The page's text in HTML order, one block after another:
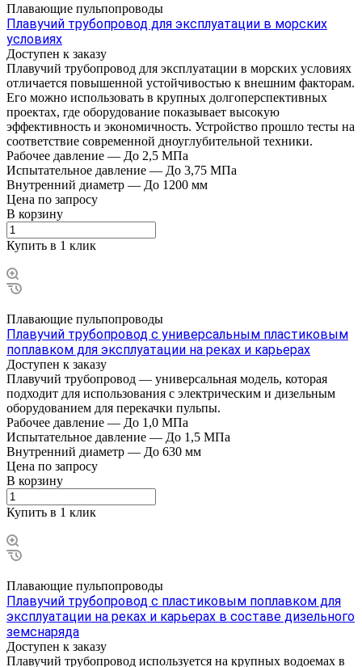
Плавающие пульпопроводы
Плавучий трубопровод для эксплуатации в морских
условиях
Доступен к заказу
Плавучий трубопровод для эксплуатации в морских условиях
отличается повышенной устойчивостью к внешним факторам.
Его можно использовать в крупных долгоперспективных
проектах, где оборудование показывает высокую
эффективность и экономичность. Устройство прошло тесты на
соответствие современной дноуглубительной техники.
Рабочее давление — До 2,5 МПа
Испытательное давление — До 3,75 МПа
Внутренний диаметр — До 1200 мм
Цена по запросу
В корзину
Купить в 1 клик
Плавающие пульпопроводы
Плавучий трубопровод с универсальным пластиковым
поплавком для эксплуатации на реках и карьерах
Доступен к заказу
Плавучий трубопровод — универсальная модель, которая
подходит для использования с электрическим и дизельным
оборудованием для перекачки пульпы.
Рабочее давление — До 1,0 МПа
Испытательное давление — До 1,5 МПа
Внутренний диаметр — До 630 мм
Цена по запросу
В корзину
Купить в 1 клик
Плавающие пульпопроводы
Плавучий трубопровод с пластиковым поплавком для
эксплуатации на реках и карьерах в составе дизельного
земснаряда
Доступен к заказу
Плавучий трубопровод используется на крупных водоемах в